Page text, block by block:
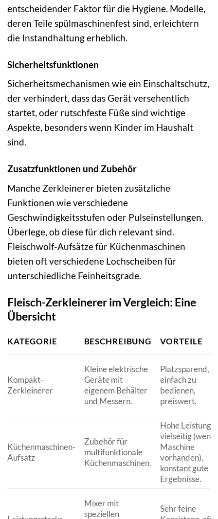
entscheidender Faktor für die Hygiene. Modelle,
deren Teile spülmaschinenfest sind, erleichtern
die Instandhaltung erheblich.
Sicherheitsfunktionen
Sicherheitsmechanismen wie ein Einschaltschutz,
der verhindert, dass das Gerät versehentlich
startet, oder rutschfeste Füße sind wichtige
Aspekte, besonders wenn Kinder im Haushalt
sind.
Zusatzfunktionen und Zubehör
Manche Zerkleinerer bieten zusätzliche
Funktionen wie verschiedene
Geschwindigkeitsstufen oder Pulseinstellungen.
Überlege, ob diese für dich relevant sind.
Fleischwolf-Aufsätze für Küchenmaschinen
bieten oft verschiedene Lochscheiben für
unterschiedliche Feinheitsgrade.
Fleisch-Zerkleinerer im Vergleich: Eine
Übersicht
KATEGORIE BESCHREIBUNG VORTEILE
Kompakt-
Zerkleinerer
Kleine elektrische
Geräte mit
eigenem Behälter
und Messern.
Platzsparend,
einfach zu
bedienen,
preiswert.
Küchenmaschinen-
Aufsatz
Zubehör für
multifunktionale
Küchenmaschinen.
Hohe Leistung,
vielseitig (wenn
Maschine
vorhanden),
konstant gute
Ergebnisse.
Mixer mit
speziellen
Sehr feine